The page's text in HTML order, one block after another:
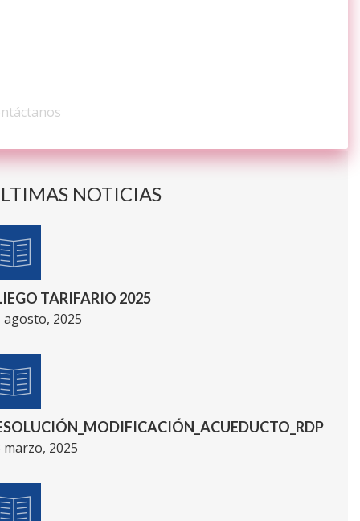
NOTICIAS
TARIFARIO 2025
agosto, 2025
marzo, 2025